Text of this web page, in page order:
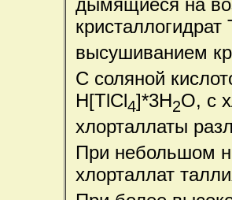
дымящиеся на
кристаллогидрат
высушиванием
C соляной
H[TlCl4]*3H2O, с
хлорталлаты
При небольшом
хлорталлат